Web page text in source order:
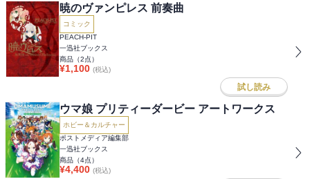
暁のヴァンピレス 前奏曲
コミック
PEACH-PIT
一迅社ブックス
商品（2点）
¥1,100 (税込)
試し読み
ウマ娘 プリティーダービー アートワークス
ホビー＆カルチャー
ポストメディア編集部
一迅社ブックス
商品（4点）
¥4,400 (税込)